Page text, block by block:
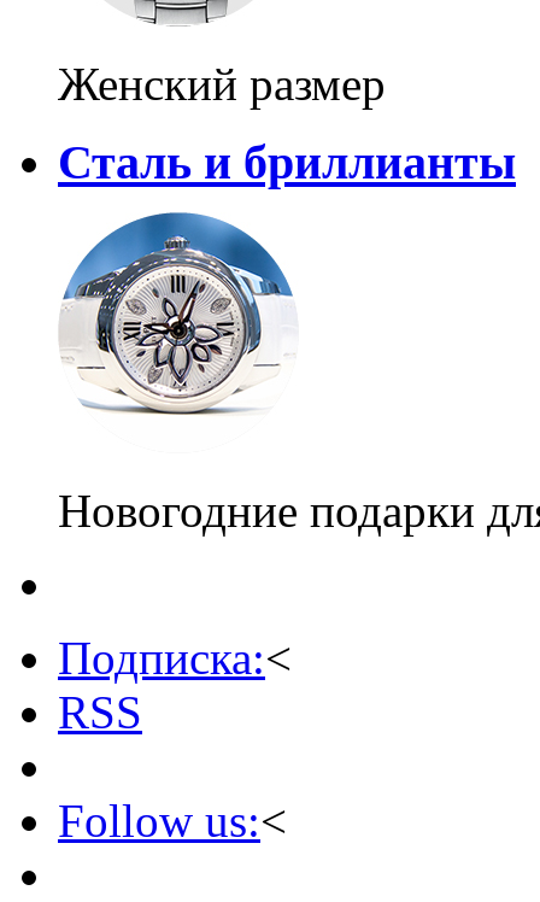
Женский размер
Сталь и бриллианты
Новогодние подарки
Подписка:<
RSS
Follow us:<